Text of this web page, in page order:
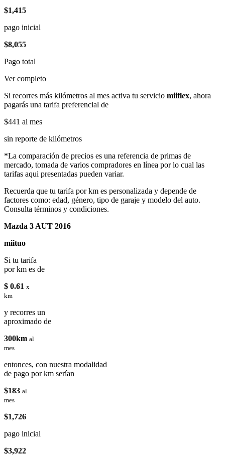
$1,415
pago inicial
$8,055
Pago total
Ver completo
Si recorres más kilómetros al mes activa tu servicio miiflex, ahora
pagarás una tarifa preferencial de
$441 al mes
sin reporte de kilómetros
*La comparación de precios es una referencia de primas de
mercado, tomada de varios compradores en línea por lo cual las
tarifas aqui presentadas pueden variar.
Recuerda que tu tarifa por km es personalizada y depende de
factores como: edad, género, tipo de garaje y modelo del auto.
Consulta términos y condiciones.
Mazda 3 AUT 2016
miituo
Si tu tarifa
por km es de
$ 0.61 x
km
y recorres un
aproximado de
300km al
mes
entonces, con nuestra modalidad
de pago por km serían
$183 al
mes
$1,726
pago inicial
$3,922